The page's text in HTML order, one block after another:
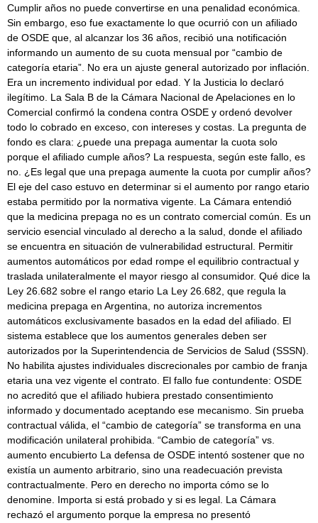
Cumplir años no puede convertirse en una penalidad económica.
Sin embargo, eso fue exactamente lo que ocurrió con un afiliado
de OSDE que, al alcanzar los 36 años, recibió una notificación
informando un aumento de su cuota mensual por “cambio de
categoría etaria”. No era un ajuste general autorizado por inflación.
Era un incremento individual por edad. Y la Justicia lo declaró
ilegítimo. La Sala B de la Cámara Nacional de Apelaciones en lo
Comercial confirmó la condena contra OSDE y ordenó devolver
todo lo cobrado en exceso, con intereses y costas. La pregunta de
fondo es clara: ¿puede una prepaga aumentar la cuota solo
porque el afiliado cumple años? La respuesta, según este fallo, es
no. ¿Es legal que una prepaga aumente la cuota por cumplir años?
El eje del caso estuvo en determinar si el aumento por rango etario
estaba permitido por la normativa vigente. La Cámara entendió
que la medicina prepaga no es un contrato comercial común. Es un
servicio esencial vinculado al derecho a la salud, donde el afiliado
se encuentra en situación de vulnerabilidad estructural. Permitir
aumentos automáticos por edad rompe el equilibrio contractual y
traslada unilateralmente el mayor riesgo al consumidor. Qué dice la
Ley 26.682 sobre el rango etario La Ley 26.682, que regula la
medicina prepaga en Argentina, no autoriza incrementos
automáticos exclusivamente basados en la edad del afiliado. El
sistema establece que los aumentos generales deben ser
autorizados por la Superintendencia de Servicios de Salud (SSSN).
No habilita ajustes individuales discrecionales por cambio de franja
etaria una vez vigente el contrato. El fallo fue contundente: OSDE
no acreditó que el afiliado hubiera prestado consentimiento
informado y documentado aceptando ese mecanismo. Sin prueba
contractual válida, el “cambio de categoría” se transforma en una
modificación unilateral prohibida. “Cambio de categoría” vs.
aumento encubierto La defensa de OSDE intentó sostener que no
existía un aumento arbitrario, sino una readecuación prevista
contractualmente. Pero en derecho no importa cómo se lo
denomine. Importa si está probado y si es legal. La Cámara
rechazó el argumento porque la empresa no presentó